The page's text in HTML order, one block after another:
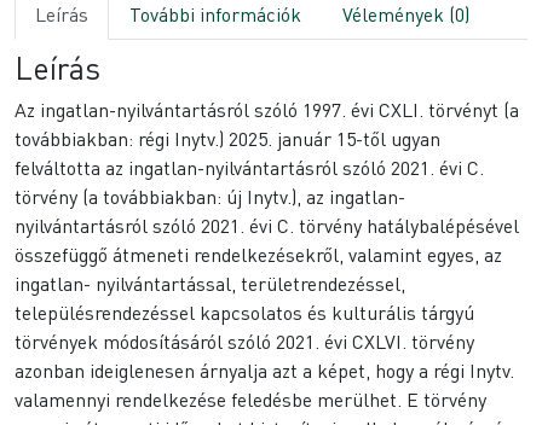
Leírás További információk Vélemények (0)
Leírás
Az ingatlan-nyilvántartásról szóló 1997. évi CXLI. törvényt (a
továbbiakban: régi Inytv.) 2025. január 15-től ugyan
felváltotta az ingatlan-nyilvántartásról szóló 2021. évi C.
törvény (a továbbiakban: új Inytv.), az ingatlan-
nyilvántartásról szóló 2021. évi C. törvény hatálybalépésével
összefüggő átmeneti rendelkezésekről, valamint egyes, az
ingatlan- nyilvántartással, területrendezéssel,
településrendezéssel kapcsolatos és kulturális tárgyú
törvények módosításáról szóló 2021. évi CXLVI. törvény
azonban ideiglenesen árnyalja azt a képet, hogy a régi Inytv.
valamennyi rendelkezése feledésbe merülhet. E törvény